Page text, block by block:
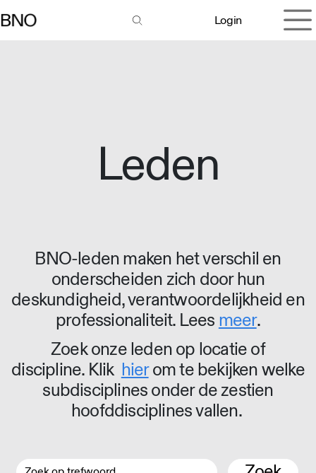
Login
Leden
BNO-leden maken het verschil en
onderscheiden zich door hun
deskundigheid, verantwoordelijkheid en
professionaliteit. Lees meer.
Zoek onze leden op locatie of
discipline. Klik hierom te bekijken welke
subdisciplines onder de zestien
hoofddisciplines vallen.